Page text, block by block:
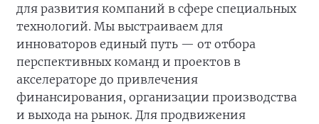
для развития компаний в сфере специальных
технологий. Мы выстраиваем для
инноваторов единый путь — от отбора
перспективных команд и проектов в
акселераторе до привлечения
финансирования, организации производства
и выхода на рынок. Для продвижения